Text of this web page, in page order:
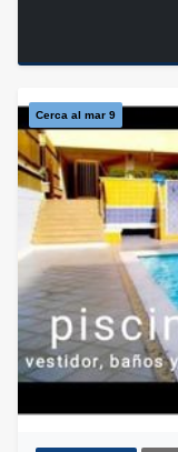
Cerca al mar 9